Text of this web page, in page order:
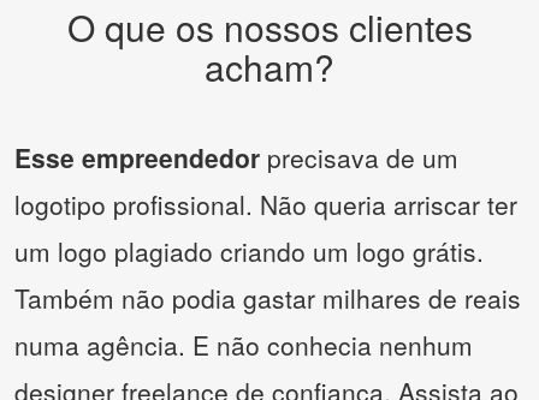
O que os nossos clientes
acham?
Esse empreendedor precisava de um
logotipo profissional. Não queria arriscar ter
um logo plagiado criando um logo grátis.
Também não podia gastar milhares de reais
numa agência. E não conhecia nenhum
designer freelance de confiança. Assista ao